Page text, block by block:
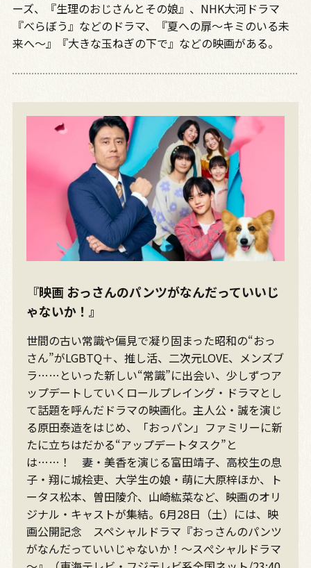
ーズ、『生理のおじさんとその娘』、 NHK大河ドラマ
『べらぼう』などのドラマ、『夏への扉～キミのいる未
来へ～』『大きな玉ねぎの下で』などの映画がある。
『映画 おっさんのパンツがなんだっていいじ
ゃないか！』
世間の古い常識や偏見で凝り固まった昭和の“おっ
さん”がLGBTQ＋、推し活、二次元LOVE、メンズブ
ラ……といった新しい“常識”に出会い、少しずつア
ップデートしていくロールプレイング・ドラマとし
て話題を呼んだドラマの映画化。主人公・誠を演じ
る原田泰造をはじめ、「おっパン」ファミリーに新
たに立ちはだかる“アップデートタスク”と
は……！ 妻・美香を演じる富田靖子、高校生の息
子・翔に城桧吏、大学生の娘・萌に大原梓ほか、ト
ータス松本、曽田陵介、山崎紘菜など、映画のオリ
ジナル・キャストが集結。6月28日（土）には、映
画公開記念 スペシャルドラマ『おっさんのパンツ
がなんだっていいじゃないか！～スぺシャルドラマ